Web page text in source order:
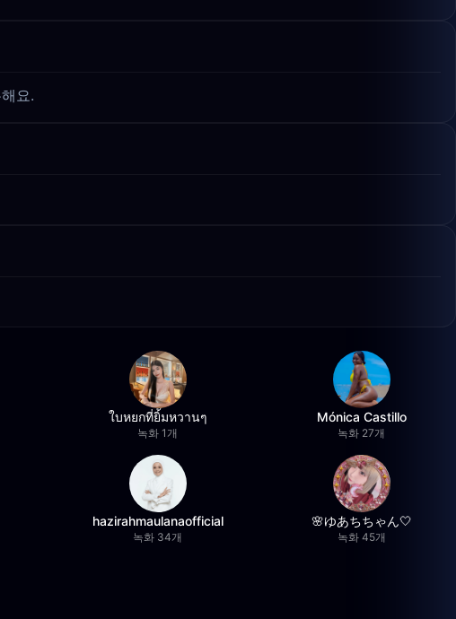
요.
ใบหยกที่ยิ้มหวานๆ
녹화 1개
Mónica Castillo
녹화 27개
hazirahmaulanaofficial
녹화 34개
🌸ゆあちちゃん🤍
녹화 45개